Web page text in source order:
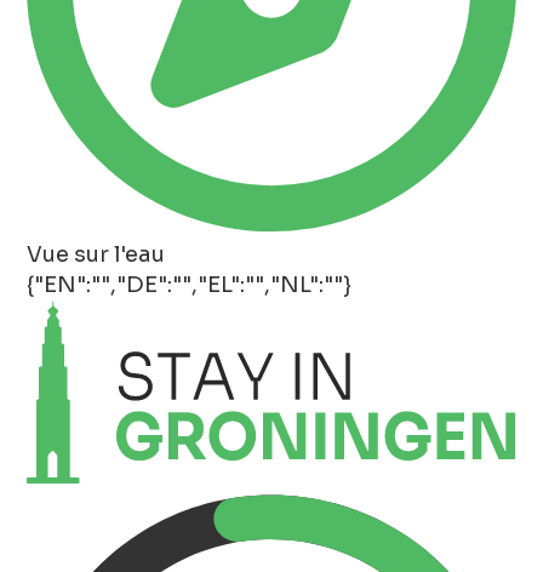
Vue sur l'eau
{"EN":"","DE":"","EL":"","NL":""}